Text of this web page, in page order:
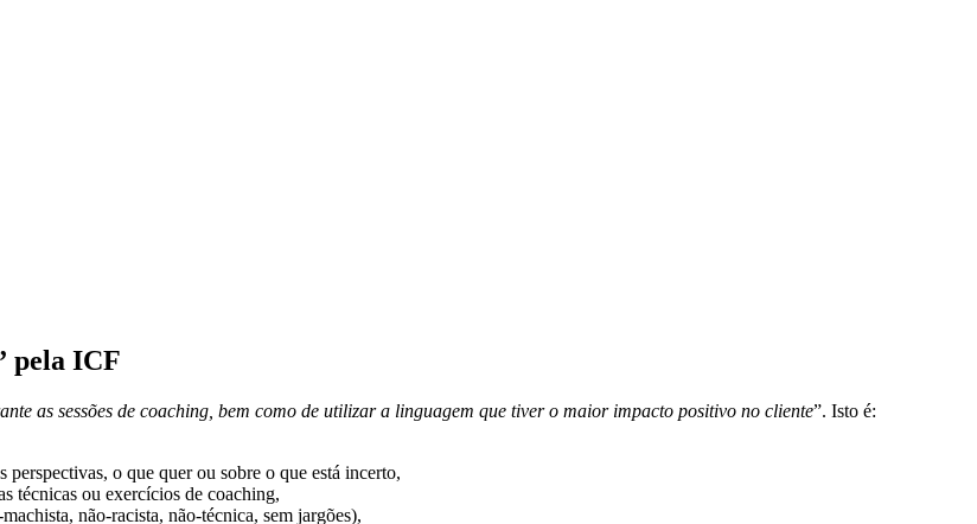
pela ICF
as sessões de coaching, bem como de utilizar a linguagem que tiver o maior impacto positivo no cliente”. Isto é:
o que quer ou sobre o que está incerto,
técnicas ou exercícios de coaching,
não-racista, não-técnica, sem jargões),